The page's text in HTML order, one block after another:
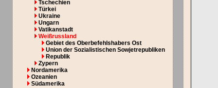
Tschechien
Türkei
Ukraine
Ungarn
Vatikanstadt
Weißrussland
Gebiet des Oberbefehlshabers Ost
Union der Sozialistischen Sowjetrepubliken
Republik
Zypern
Nordamerika
Ozeanien
Südamerika